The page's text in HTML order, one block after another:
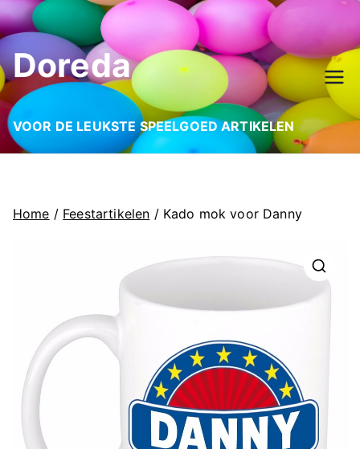
Ga
naar
de
inhoud
Doreda
VOOR DE LEUKSTE SPEELGOED ARTIKELEN
Home / Feestartikelen / Kado mok voor Danny